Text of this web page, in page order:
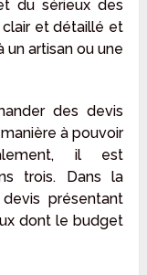
du sérieux des
clair et détaillé et
un artisan ou une
des devis
à pouvoir
il est
trois. Dans la
présentant
dont le budget